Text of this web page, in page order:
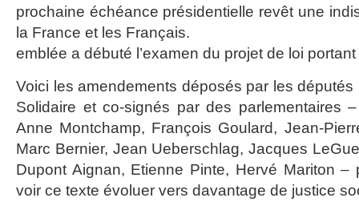
prochaine échéance présidentielle revêt une
la France et les Français.
emblée a débuté l’examen du projet de loi
Voici les amendements déposés par les
Solidaire et co-signés par des parlementaires
Anne Montchamp, François Goulard, Jean-
Marc Bernier, Jean Ueberschlag, Jacques
Dupont Aignan, Etienne Pinte, Hervé Mariton –
voir ce texte évoluer vers davantage de justice